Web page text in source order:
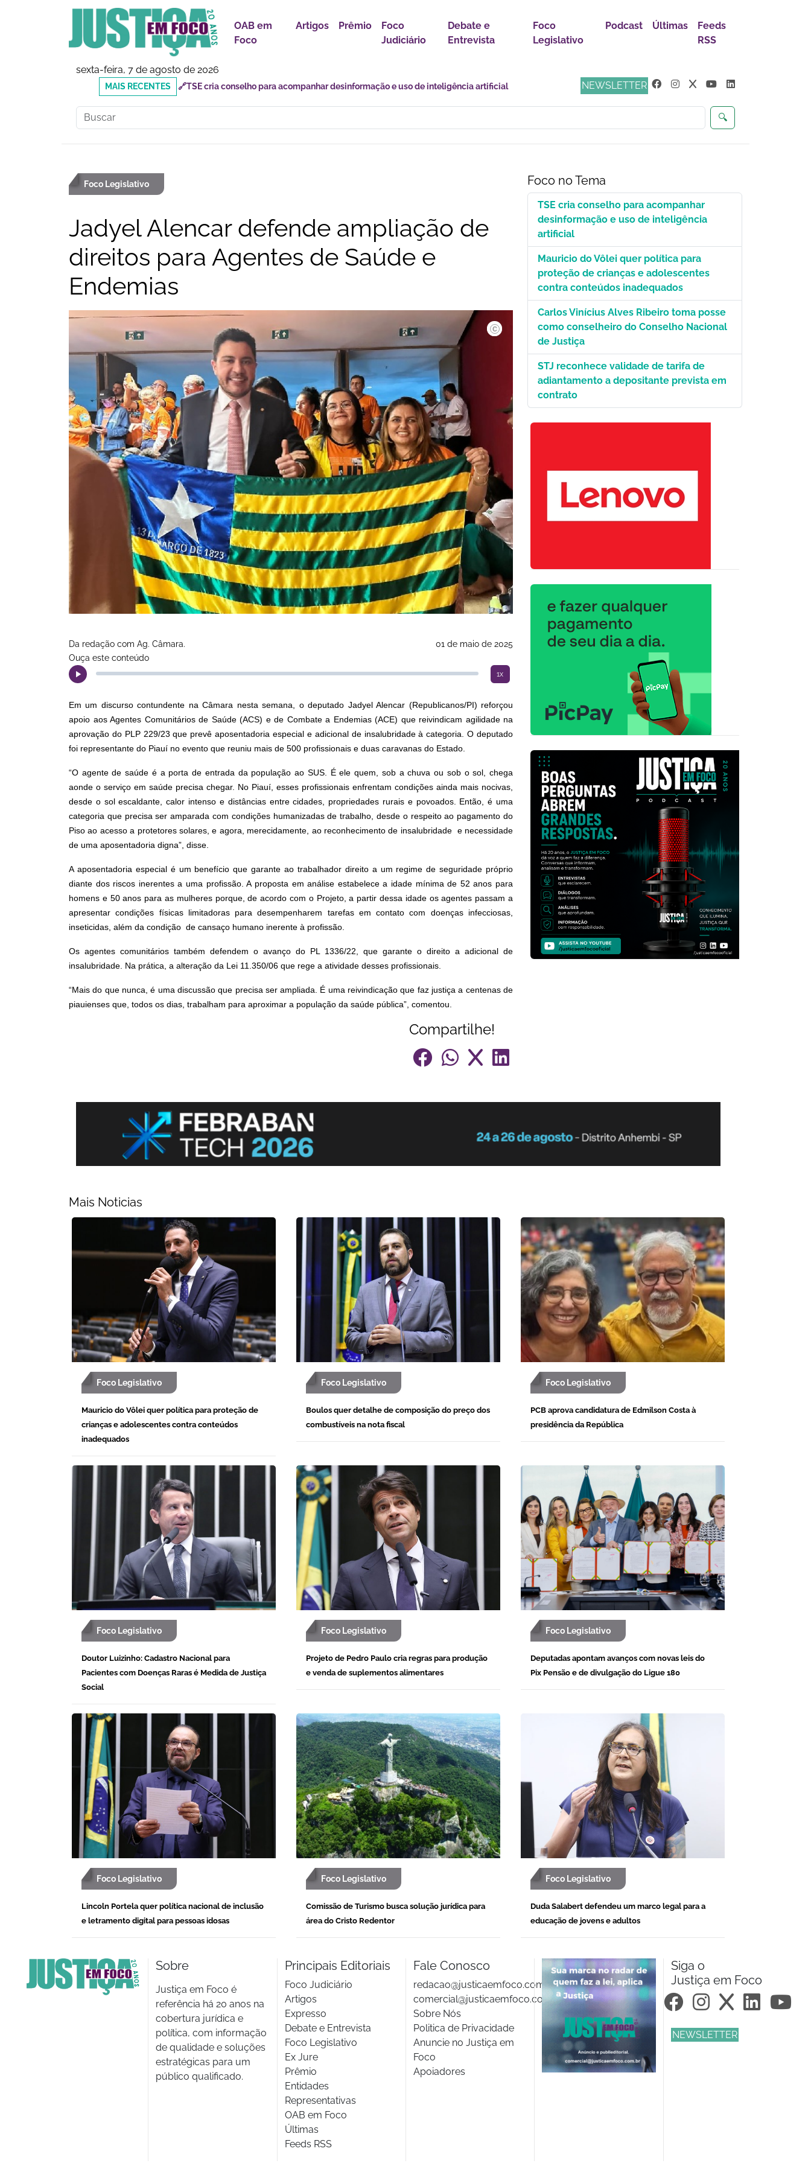
OAB em
Foco
Artigos Prêmio
Foco
Judiciário
Debate e
Entrevista
Foco
Legislativo
Podcast Últimas
Feeds
RSS
sexta-feira, 7 de agosto de 2026
NEWSLETTER
🔍
MAIS
RECENTES
🔗Mauricio do Vôlei quer política para proteção de crianças e adolescentes contra conteúdos
inadequados
Foco Legislativo
Jadyel Alencar defende ampliação de
direitos para Agentes de Saúde e
Endemias
Da redação com Ag. Câmara.
01 de maio de 2025
Ouça este conteúdo
1x
Em um discurso contundente na Câmara nesta semana, o deputado Jadyel Alencar (Republicanos/PI) reforçou
apoio aos Agentes Comunitários de Saúde (ACS) e de Combate a Endemias (ACE) que reivindicam agilidade na
aprovação do PLP 229/23 que prevê aposentadoria especial e adicional de insalubridade à categoria. O deputado
foi representante do Piauí no evento que reuniu mais de 500 profissionais e duas caravanas do Estado.
“O agente de saúde é a porta de entrada da população ao SUS. É ele quem, sob a chuva ou sob o sol, chega
aonde o serviço em saúde precisa chegar. No Piauí, esses profissionais enfrentam condições ainda mais nocivas,
desde o sol escaldante, calor intenso e distâncias entre cidades, propriedades rurais e povoados. Então, é uma
categoria que precisa ser amparada com condições humanizadas de trabalho, desde o respeito ao pagamento do
Piso ao acesso a protetores solares, e agora, merecidamente, ao reconhecimento de insalubridade e necessidade
de uma aposentadoria digna”, disse.
A aposentadoria especial é um benefício que garante ao trabalhador direito a um regime de seguridade próprio
diante dos riscos inerentes a uma profissão. A proposta em análise estabelece a idade mínima de 52 anos para
homens e 50 anos para as mulheres porque, de acordo com o Projeto, a partir dessa idade os agentes passam a
apresentar condições físicas limitadoras para desempenharem tarefas em contato com doenças infecciosas,
inseticidas, além da condição de cansaço humano inerente à profissão.
Os agentes comunitários também defendem o avanço do PL 1336/22, que garante o direito a adicional de
insalubridade. Na prática, a alteração da Lei 11.350/06 que rege a atividade desses profissionais.
“Mais do que nunca, é uma discussão que precisa ser ampliada. É uma reivindicação que faz justiça a centenas de
piauienses que, todos os dias, trabalham para aproximar a população da saúde pública”, comentou.
Compartilhe!
Foco no Tema
TSE cria conselho para acompanhar
desinformação e uso de inteligência
artificial
Mauricio do Vôlei quer política para
proteção de crianças e adolescentes
contra conteúdos inadequados
Carlos Vinícius Alves Ribeiro toma posse
como conselheiro do Conselho Nacional
de Justiça
STJ reconhece validade de tarifa de
adiantamento a depositante prevista em
contrato
Mais Noticias
Foco Legislativo
Mauricio do Vôlei quer política para proteção de
crianças e adolescentes contra conteúdos
inadequados
Foco Legislativo
Boulos quer detalhe de composição do preço dos
combustíveis na nota fiscal
Foco Legislativo
PCB aprova candidatura de Edmilson Costa à
presidência da República
Foco Legislativo
Doutor Luizinho: Cadastro Nacional para
Pacientes com Doenças Raras é Medida de Justiça
Social
Foco Legislativo
Projeto de Pedro Paulo cria regras para produção
e venda de suplementos alimentares
Foco Legislativo
Deputadas apontam avanços com novas leis do
Pix Pensão e de divulgação do Ligue 180
Foco Legislativo
Lincoln Portela quer política nacional de inclusão
e letramento digital para pessoas idosas
Foco Legislativo
Comissão de Turismo busca solução jurídica para
área do Cristo Redentor
Foco Legislativo
Duda Salabert defendeu um marco legal para a
educação de jovens e adultos
Sobre
Justiça em Foco é
referência há 20 anos na
cobertura jurídica e
política, com informação
de qualidade e soluções
estratégicas para um
público qualificado.
Principais Editoriais
Foco Judiciário
Artigos
Expresso
Debate e Entrevista
Foco Legislativo
Ex Jure
Prêmio
Entidades
Representativas
OAB em Foco
Últimas
Feeds RSS
Fale Conosco
redacao@justicaemfoco.com.br
comercial@justicaemfoco.com.br
Sobre Nós
Politica de Privacidade
Anuncie no Justiça em
Foco
Apoiadores
Siga o
Justiça em Foco
NEWSLETTER